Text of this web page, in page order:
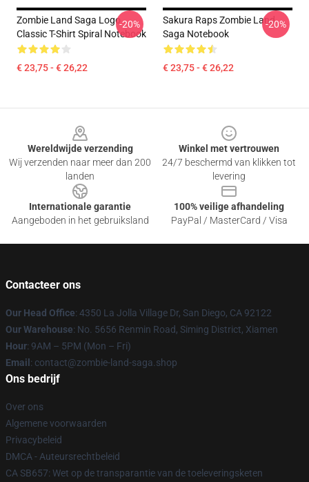
Zombie Land Saga Logo
Classic T-Shirt Spiral Notebook
€ 23,75 - € 26,22
-20%
Sakura Raps Zombie Land
Saga Notebook
€ 23,75 - € 26,22
-20%
Wereldwijde verzending
Wij verzenden naar meer dan 200
landen
Winkel met vertrouwen
24/7 beschermd van klikken tot
levering
Internationale garantie
Aangeboden in het gebruiksland
100% veilige afhandeling
PayPal / MasterCard / Visa
Contacteer ons
Our Head Office: 4350 La Jolla Village Dr, San Diego, CA 92122
Our Warehouse: No. 5656 Renmin Road, Siming District, Xiamen
Hour: 9AM – 5PM (Mon – Fri)
Email : contact@zombie-land-saga.shop
Ons bedrijf
Over ons
Algemene voorwaarden
Privacybeleid
DMCA - Auteursrechtbeleid
CA SB657: Wet op de transparantie van de toeleveringsketen